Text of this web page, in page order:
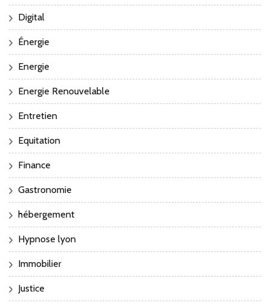
Digital
Énergie
Energie
Energie Renouvelable
Entretien
Equitation
Finance
Gastronomie
hébergement
Hypnose lyon
Immobilier
Justice